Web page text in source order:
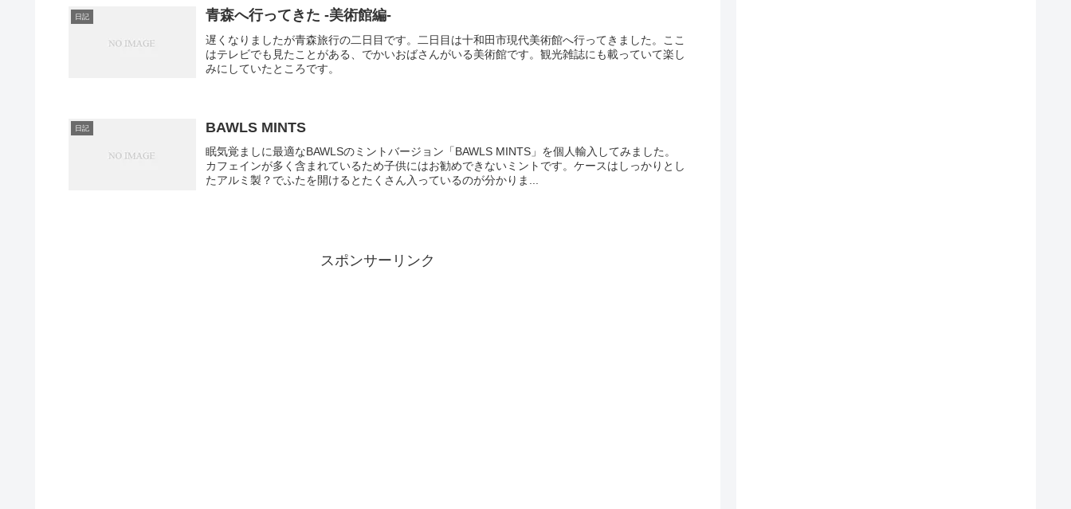
日記 青森へ行ってきた -美術館編-
遅くなりましたが青森旅行の二日目です。二日目は十和田市現代美術館へ行ってきました。ここ
はテレビでも見たことがある、でかいおばさんがいる美術館です。観光雑誌にも載っていて楽し
みにしていたところです。
日記 BAWLS MINTS
眠気覚ましに最適なBAWLSのミントバージョン「BAWLS MINTS」を個人輸入してみました。
カフェインが多く含まれているため子供にはお勧めできないミントです。ケースはしっかりとし
たアルミ製？でふたを開けるとたくさん入っているのが分かりま...
スポンサーリンク